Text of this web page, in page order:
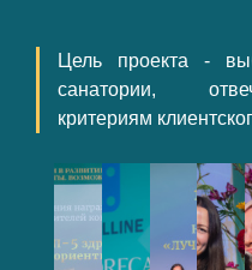
Цель проекта -
санатории,
критериям